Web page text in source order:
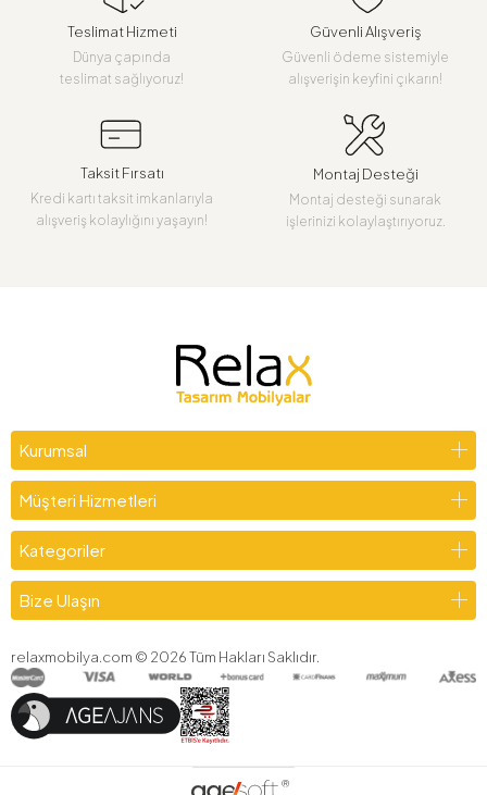
Teslimat Hizmeti
Dünya çapında
teslimat sağlıyoruz!
Güvenli Alışveriş
Güvenli ödeme sistemiyle
alışverişin keyfini çıkarın!
Taksit Fırsatı
Kredi kartı taksit imkanlarıyla
alışveriş kolaylığını yaşayın!
Montaj Desteği
Montaj desteği sunarak
işlerinizi kolaylaştırıyoruz.
Kurumsal
Müşteri Hizmetleri
Kategoriler
Bize Ulaşın
relaxmobilya.com © 2026Tüm Hakları Saklıdır.